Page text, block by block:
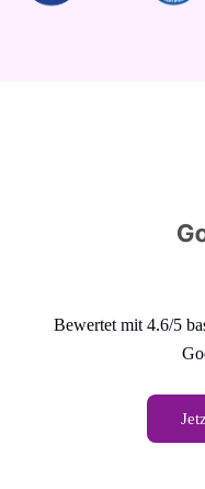
Bewertet mit 4.6/5